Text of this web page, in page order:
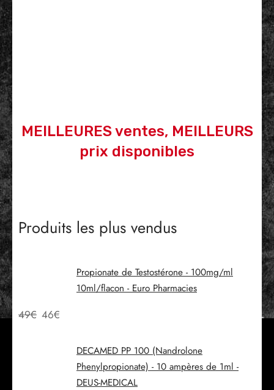
MEILLEURES ventes, MEILLEURS
prix disponibles
Produits les plus vendus
Propionate de Testostérone - 100mg/ml
10ml/flacon - Euro Pharmacies
49€ 46€
DECAMED PP 100 (Nandrolone
Phenylpropionate) - 10 ampères de 1ml -
DEUS-MEDICAL